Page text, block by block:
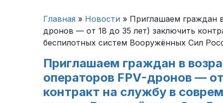
Главная » Новости » Приглашаем граждан
дронов — от 18 до 35 лет) заключить
беспилотных систем Вооружённых Сил
Приглашаем граждан в
операторов FPV-дронов —
контракт на службу в